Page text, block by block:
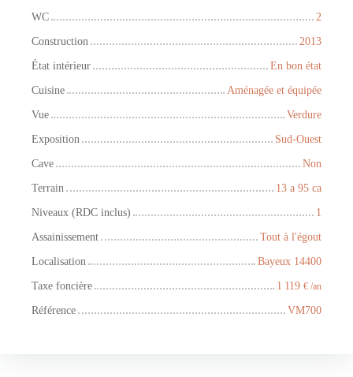
WC
2
Construction
2013
État intérieur
En bon état
Cuisine
Aménagée et équipée
Vue
Verdure
Exposition
Sud-Ouest
Cave
Non
Terrain
13 a 95 ca
Niveaux (RDC inclus)
1
Assainissement
Tout à l'égout
Localisation
Bayeux 14400
Taxe foncière
1 119 € /an
Référence VM700